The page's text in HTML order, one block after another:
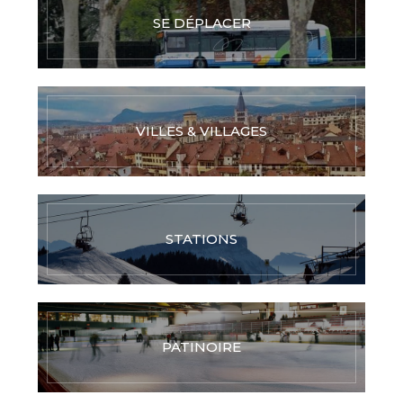
SE DÉPLACER
VILLES & VILLAGES
STATIONS
PATINOIRE